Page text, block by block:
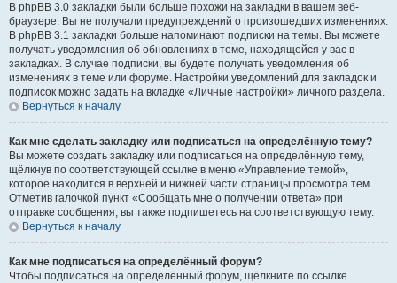
В phpBB 3.0 закладки были больше похожи на закладки в вашем веб-
браузере. Вы не получали предупреждений о произошедших изменениях.
В phpBB 3.1 закладки больше напоминают подписки на темы. Вы можете
получать уведомления об обновлениях в теме, находящейся у вас в
закладках. В случае подписки, вы будете получать уведомления об
изменениях в теме или форуме. Настройки уведомлений для закладок и
подписок можно задать на вкладке «Личные настройки» личного раздела.
Вернуться к началу
Как мне сделать закладку или подписаться на определённую тему?
Вы можете создать закладку или подписаться на определённую тему,
щёлкнув по соответствующей ссылке в меню «Управление темой»,
которое находится в верхней и нижней части страницы просмотра тем.
Отметив галочкой пункт «Сообщать мне о получении ответа» при
отправке сообщения, вы также подпишетесь на соответствующую тему.
Вернуться к началу
Как мне подписаться на определённый форум?
Чтобы подписаться на определённый форум, щёлкните по ссылке